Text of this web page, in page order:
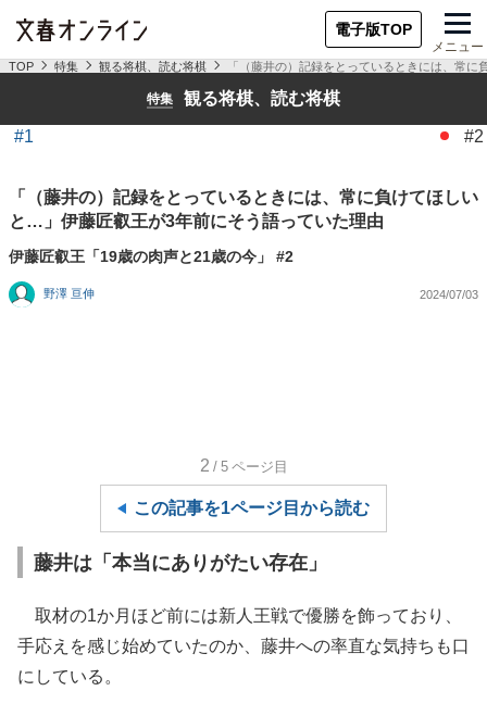
電子版TOP
メニュー
TOP 特集 観る将棋、読む将棋 「（藤井の）記録をとっているときには、常
特集 観る将棋、読む将棋
#1 #2
「（藤井の）記録をとっているときには、常に負けてほしい
と…」伊藤匠叡王が3年前にそう語っていた理由
伊藤匠叡王「19歳の肉声と21歳の今」 #2
野澤 亘伸 2024/07/03
2 /5 ページ目
この記事を1ページ目から読む
藤井は「本当にありがたい存在」
取材の1か月ほど前には新人王戦で優勝を飾っており、
手応えを感じ始めていたのか、藤井への率直な気持ちも口
にしている。